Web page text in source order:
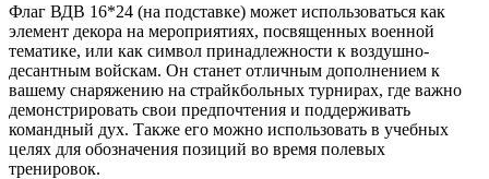
Флаг ВДВ 16*24 (на подставке) может использоваться как
элемент декора на мероприятиях, посвященных военной
тематике, или как символ принадлежности к воздушно-
десантным войскам. Он станет отличным дополнением к
вашему снаряжению на страйкбольных турнирах, где важно
демонстрировать свои предпочтения и поддерживать
командный дух. Также его можно использовать в учебных
целях для обозначения позиций во время полевых
тренировок.